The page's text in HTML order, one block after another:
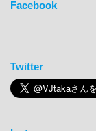
Facebook
Twitter